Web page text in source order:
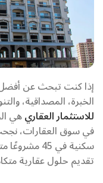
إذا كنت تبحث عن
الخبرة، المصداقية،
للاستثمار العقاري
سكنية في
تقديم حلول عقارية